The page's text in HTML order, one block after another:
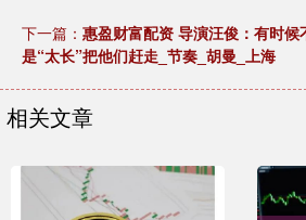
下一篇： 惠盈财富配资 导演汪俊：有时候
是“太长”把他们赶走_节奏_胡曼_上海
相关文章